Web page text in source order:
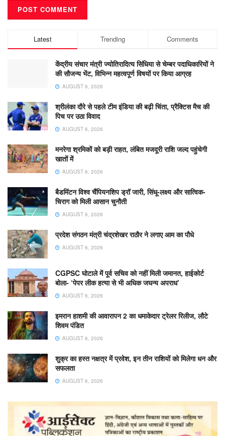
Latest Trending Comments
केंद्रीय संचार मंत्री ज्योतिरादित्य सिंधिया से चेम्बर पदाधिकारियों ने
की सौजन्य भेंट, विभिन्न महत्वपूर्ण विषयों पर किया आग्रह
AUGUST 6, 2026
श्रीलंका दौरे से पहले टीम इंडिया की बढ़ी चिंता, प्रैक्टिस मैच की
पिच पर उठा विवाद
AUGUST 6, 2026
मनरेगा श्रमिकों को बड़ी राहत, लंबित मजदूरी राशि जल्द पहुंचेगी
खातों में
AUGUST 6, 2026
बैडमिंटन विश्व चैंपियनशिप ड्रॉ जारी, सिंधू-लक्ष्य और सात्विक-
चिराग को मिली आसान चुनौती
AUGUST 6, 2026
प्रदेश संगठन मंत्री चंद्रशेखर राठौर ने लगाए आम का पौधे
AUGUST 6, 2026
CGPSC घोटाले में पूर्व सचिव को नहीं मिली जमानत, हाईकोर्ट
बोला- ‘पेपर लीक हत्या से भी अधिक जघन्य अपराध’
AUGUST 6, 2026
इमरान हाशमी की आवारापन 2 का धमाकेदार ट्रेलर रिलीज, लौटे
शिवम पंडित
AUGUST 6, 2026
शुक्र का हस्त नक्षत्र में प्रवेश, इन तीन राशियों को मिलेगा धन और
सफलता
AUGUST 6, 2026